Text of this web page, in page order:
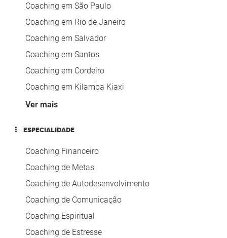
Coaching em São Paulo
Coaching em Rio de Janeiro
Coaching em Salvador
Coaching em Santos
Coaching em Cordeiro
Coaching em Kilamba Kiaxi
Coaching em Belo Horizonte
Coaching em São Bernardo do Campo
Coaching em Canoas
Coaching em Jundiaí
Coaching em São João da Boa Vista
Coaching em BARÃO DE COCAIS
Coaching em Piratininga
Coaching em Gaspar
Ver mais
ESPECIALIDADE
Coaching Financeiro
Coaching de Metas
Coaching de Autodesenvolvimento
Coaching de Comunicação
Coaching Espiritual
Coaching de Estresse